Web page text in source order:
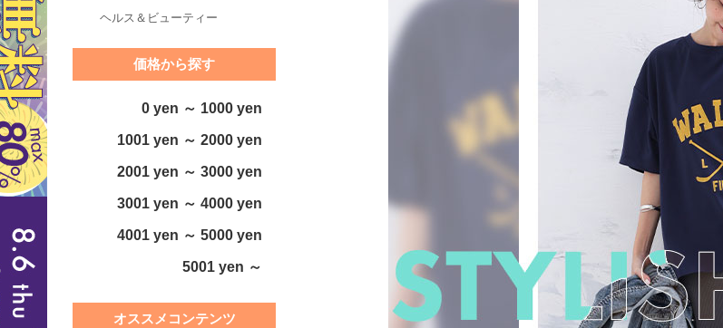
ヘルス＆ビューティー
価格から探す
0 yen ～ 1000 yen
1001 yen ～ 2000 yen
2001 yen ～ 3000 yen
3001 yen ～ 4000 yen
4001 yen ～ 5000 yen
5001 yen ～
オススメコンテンツ